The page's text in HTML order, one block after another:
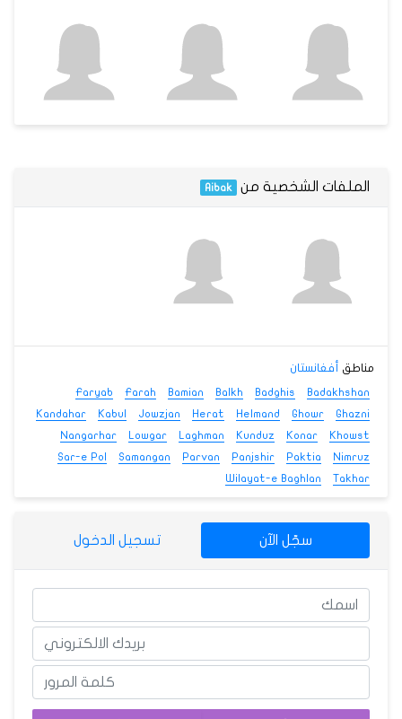
الملفات الشخصية من Aibak
مناطق أفغانستان
Badakhshan
Badghis
Balkh
Bamian
Farah
Faryab
Ghazni
Ghowr
Helmand
Herat
Jowzjan
Kabul
Kandahar
Khowst
Konar
Kunduz
Laghman
Lowgar
Nangarhar
Nimruz
Paktia
Panjshir
Parvan
Samangan
Sar-e Pol
Takhar
Wilayat-e Baghlan
سجّل الآن تسجيل الدخول